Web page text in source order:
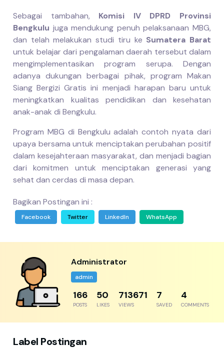
Sebagai tambahan, Komisi IV DPRD Provinsi
Bengkulu juga mendukung penuh pelaksanaan MBG,
dan telah melakukan studi tiru ke Sumatera Barat
untuk belajar dari pengalaman daerah tersebut dalam
mengimplementasikan program serupa. Dengan
adanya dukungan berbagai pihak, program Makan
Siang Bergizi Gratis ini menjadi harapan baru untuk
meningkatkan kualitas pendidikan dan kesehatan
anak-anak di Bengkulu.
Program MBG di Bengkulu adalah contoh nyata dari
upaya bersama untuk menciptakan perubahan positif
dalam kesejahteraan masyarakat, dan menjadi bagian
dari komitmen untuk menciptakan generasi yang
sehat dan cerdas di masa depan.
Bagikan Postingan ini :
Facebook Twitter LinkedIn WhatsApp
Administrator
admin
204
POSTS
61
LIKES
878364
VIEWS
8
SAVED
5
COMMENTS
Label Postingan